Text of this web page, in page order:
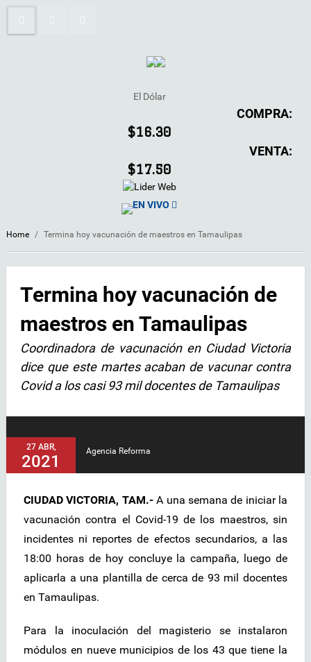
El Dólar
COMPRA:
$16.30
VENTA:
$17.50
EN VIVO
Home / Termina hoy vacunación de maestros en Tamaulipas
Termina hoy vacunación de
maestros en Tamaulipas
Coordinadora de vacunación en Ciudad Victoria
dice que este martes acaban de vacunar contra
Covid a los casi 93 mil docentes de Tamaulipas
27 ABR,
2021
Agencia Reforma
CIUDAD VICTORIA, TAM.-A una semana de iniciar la
vacunación contra el Covid-19 de los maestros, sin
incidentes ni reportes de efectos secundarios, a las
18:00 horas de hoy concluye la campaña, luego de
aplicarla a una plantilla de cerca de 93 mil docentes
en Tamaulipas.
Para la inoculación del magisterio se instalaron
módulos en nueve municipios de los 43 que tiene la